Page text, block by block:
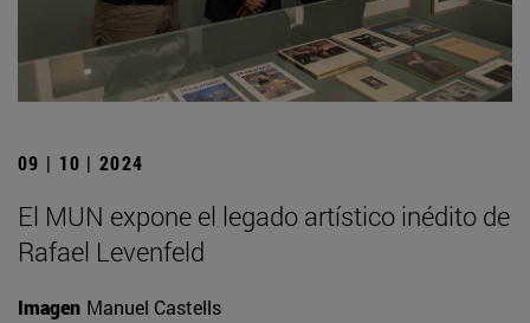
09 | 10 | 2024
El MUN expone el legado artístico inédito de
Rafael Levenfeld
Imagen Manuel Castells